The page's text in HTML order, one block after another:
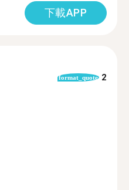
下載APP
format_quote 2